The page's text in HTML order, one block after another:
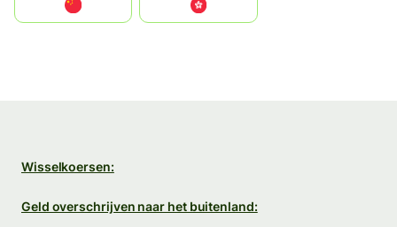
中國香港特別行政區
Wisselkoersen:
Geld overschrijven naar het buitenland: